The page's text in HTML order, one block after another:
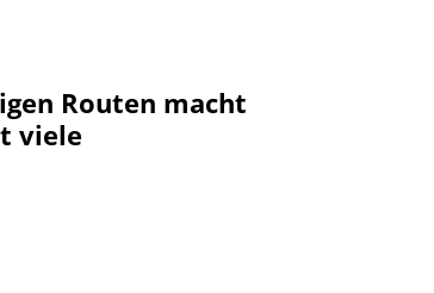
Routen macht
viele